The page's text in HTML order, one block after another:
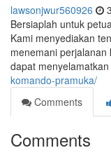
lawsonjwur560926
Bersiaplah untuk
Kami menyediakan
menemani
dapat
komando-pramuka/
Comments
Comments